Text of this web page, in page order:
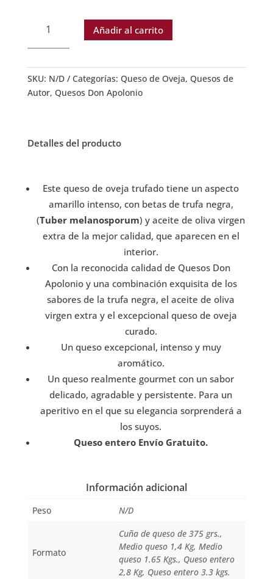
Oveja
Trufa
Negra
Añadir al carrito
SKU: N/D Categorías: Queso de Oveja, Quesos de
Autor, Quesos Don Apolonio
Detalles del producto
Este queso de oveja trufado tiene un aspecto
amarillo intenso, con betas de trufa negra,
(Tuber melanosporum) y aceite de oliva virgen
extra de la mejor calidad, que aparecen en el
interior.
Con la reconocida calidad de Quesos Don
Apolonio y una combinación exquisita de los
sabores de la trufa negra, el aceite de oliva
virgen extra y el excepcional queso de oveja
curado.
Un queso excepcional, intenso y muy
aromático.
Un queso realmente gourmet con un sabor
delicado, agradable y persistente. Para un
aperitivo en el que su elegancia sorprenderá a
los suyos.
Queso entero Envío Gratuito.
Información adicional
Peso N/D
Formato
Cuña de queso de 375 grs.,
Medio queso 1,4 Kg, Medio
queso 1.65 Kgs., Queso entero
2,8 Kg, Queso entero 3.3 kgs.